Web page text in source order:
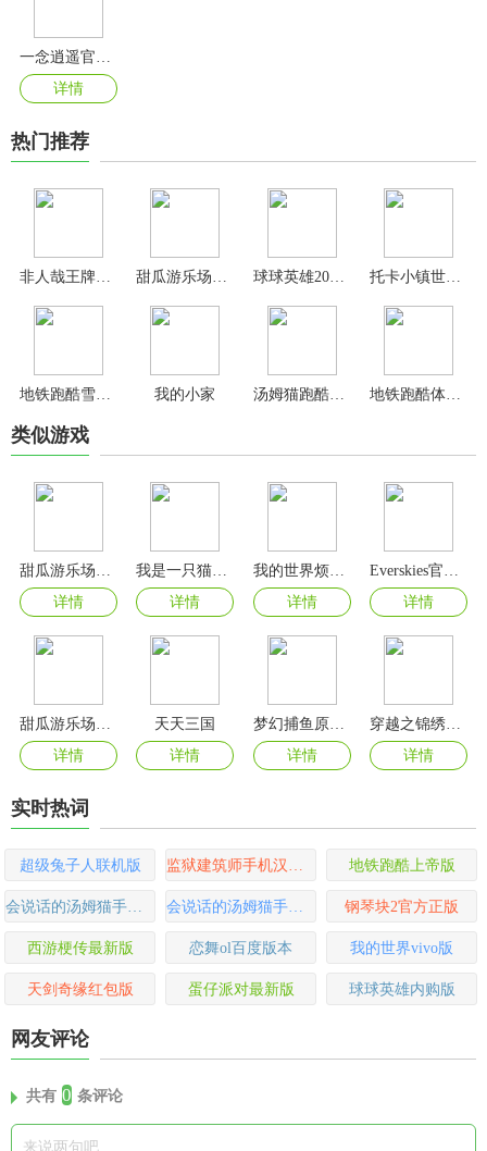
详情
热门推荐
非人哉王牌员工手游官方版 球球英雄2024最新版
地铁跑酷雪地版 我的小家 汤姆猫跑酷手游 地铁跑酷体验服
类似游戏
详情
详情
我的世界烦人的村民6.0整合包
详情
详情
甜瓜游乐场官方正版
详情
天天三国
详情
梦幻捕鱼原小玛丽版
详情
穿越之锦绣缘手游官方版
详情
实时热词
超级兔子人联机版 监狱建筑师手机汉化版 地铁跑酷上帝版
会说话的汤姆猫手游官方版 会说话的汤姆猫手机版 钢琴块2官方正版
西游梗传最新版 恋舞ol百度版本 我的世界vivo版
天剑奇缘红包版 蛋仔派对最新版 球球英雄内购版
网友评论
共有 0 条评论